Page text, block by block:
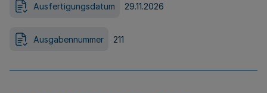
Ausfertigungsdatum 29.11.2026
Ausgabennummer 211